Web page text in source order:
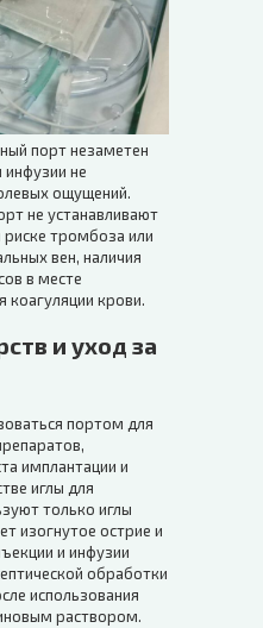
порт незаметен
не
ощущений.
не устанавливают
тромбоза или
вен, наличия
в месте
коагуляции крови.
и уход за
портом для
имплантации и
иглы для
только иглы
изогнутое острие и
и инфузии
обработки
использования
раствором.